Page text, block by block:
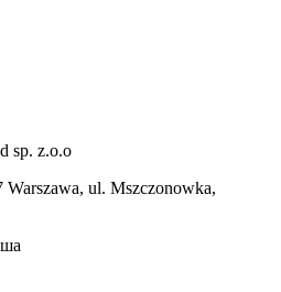
sp. z.o.o
Warszawa, ul. Mszczonowka,